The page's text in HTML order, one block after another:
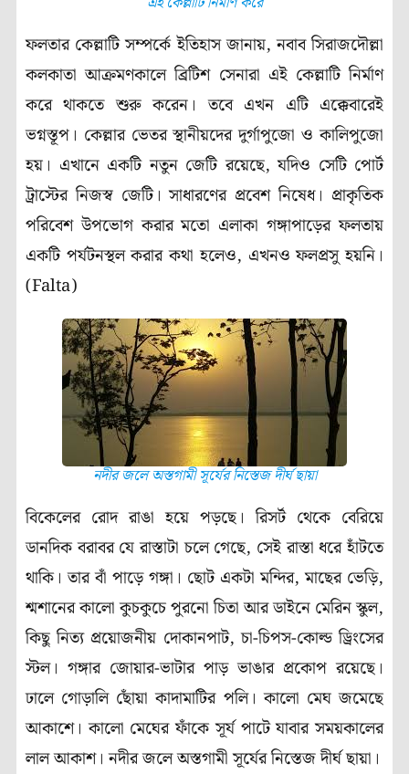
ফলতার কেল্লাটি সম্পর্কে ইতিহাস জানায়, নবাব সিরাজদৌল্লা
কলকাতা আক্রমণকালে ব্রিটিশ সেনারা এই কেল্লাটি নির্মাণ
করে থাকতে শুরু করেন। তবে এখন এটি এক্কেবারেই
ভগ্নস্তূপ। কেল্লার ভেতর স্থানীয়দের দুর্গাপুজো ও কালিপুজো
হয়। এখানে একটি নতুন জেটি রয়েছে, যদিও সেটি পোর্ট
ট্রাস্টের নিজস্ব জেটি। সাধারণের প্রবেশ নিষেধ। প্রাকৃতিক
পরিবেশ উপভোগ করার মতো এলাকা গঙ্গাপাড়ের ফলতায়
একটি পর্যটনস্থল করার কথা হলেও, এখনও ফলপ্রসু হয়নি।
(Falta)
নদীর জলে অস্তগামী সূর্যের নিস্তেজ দীর্ঘ ছায়া
বিকেলের রোদ রাঙা হয়ে পড়ছে। রিসর্ট থেকে বেরিয়ে
ডানদিক বরাবর যে রাস্তাটা চলে গেছে, সেই রাস্তা ধরে হাঁটতে
থাকি। তার বাঁ পাড়ে গঙ্গা। ছোট একটা মন্দির, মাছের ভেড়ি,
শ্মশানের কালো কুচকুচে পুরনো চিতা আর ডাইনে মেরিন স্কুল,
কিছু নিত্য প্রয়োজনীয় দোকানপাট, চা-চিপস-কোল্ড ড্রিংসের
স্টল। গঙ্গার জোয়ার-ভাটার পাড় ভাঙার প্রকোপ রয়েছে।
ঢালে গোড়ালি ছোঁয়া কাদামাটির পলি। কালো মেঘ জমেছে
আকাশে। কালো মেঘের ফাঁকে সূর্য পাটে যাবার সময়কালের
লাল আকাশ। নদীর জলে অস্তগামী সূর্যের নিস্তেজ দীর্ঘ ছায়া।